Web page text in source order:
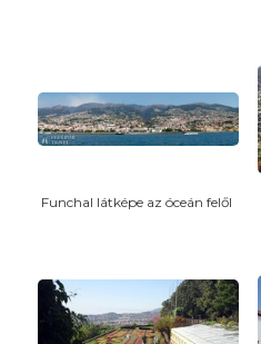
Funchal látképe az óceán felől